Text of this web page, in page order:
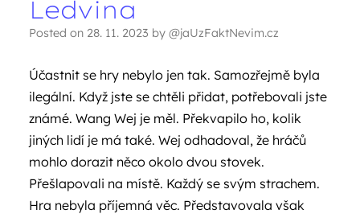
Ledvina
Posted on 28. 11. 2023 by @jaUzFaktNevim.cz
Účastnit se hry nebylo jen tak. Samozřejmě byla
ilegální. Když jste se chtěli přidat, potřebovali jste
známé. Wang Wej je měl. Překvapilo ho, kolik
jiných lidí je má také. Wej odhadoval, že hráčů
mohlo dorazit něco okolo dvou stovek.
Přešlapovali na místě. Každý se svým strachem.
Hra nebyla příjemná věc. Představovala však